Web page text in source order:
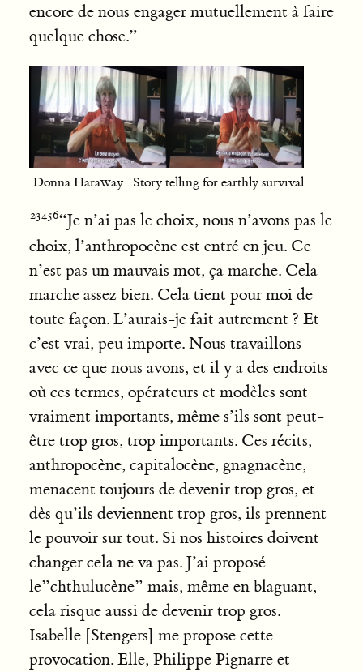
encore de nous engager mutuellement à faire
quelque chose.”
Donna Haraway : Story telling for earthly survival
“Je n’ai pas le choix, nous n’avons pas le
choix, l’anthropocène est entré en jeu. Ce
n’est pas un mauvais mot, ça marche. Cela
marche assez bien. Cela tient pour moi de
toute façon. L’aurais-je fait autrement ? Et
c’est vrai, peu importe. Nous travaillons
avec ce que nous avons, et il y a des endroits
où ces termes, opérateurs et modèles sont
vraiment importants, même s’ils sont peut-
être trop gros, trop importants. Ces récits,
anthropocène, capitalocène, gnagnacène,
menacent toujours de devenir trop gros, et
dès qu’ils deviennent trop gros, ils prennent
le pouvoir sur tout. Si nos histoires doivent
changer cela ne va pas. J’ai proposé
le”chthulucène” mais, même en blaguant,
cela risque aussi de devenir trop gros.
Isabelle [Stengers] me propose cette
provocation. Elle, Philippe Pignarre et